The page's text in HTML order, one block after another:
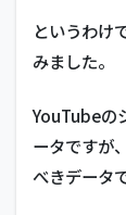
というわけ
みました。
YouTubeの
ータですが
べきデータ